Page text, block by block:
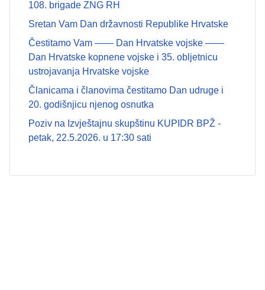
108. brigade ZNG RH
Sretan Vam Dan državnosti Republike Hrvatske
Čestitamo Vam —— Dan Hrvatske vojske ——
Dan Hrvatske kopnene vojske i 35. obljetnicu
ustrojavanja Hrvatske vojske
Članicama i članovima čestitamo Dan udruge i
20. godišnjicu njenog osnutka
Poziv na Izvještajnu skupštinu KUPIDR BPŽ -
petak, 22.5.2026. u 17:30 sati